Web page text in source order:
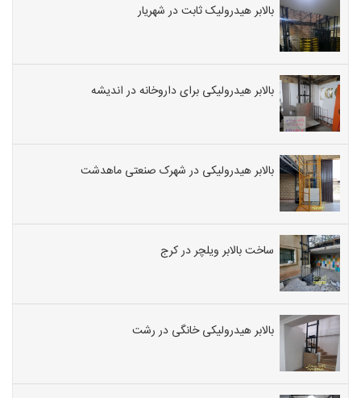
بالابر هیدرولیک ثابت در شهریار
بالابر هیدرولیکی برای داروخانه در اندیشه
بالابر هیدرولیکی در شهرک صنعتی ماهدشت
ساخت بالابر ویلچر در کرج
بالابر هیدرولیکی خانگی در رشت